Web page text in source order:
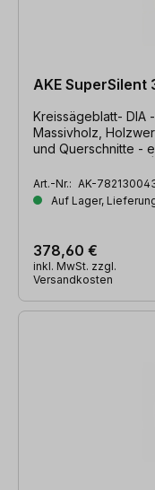
AKE SuperSilent
Kreissägeblatt- DIA
Massivholz,
und Querschnitte -
Art.-Nr.: AK-
Auf Lager,
378,60 €
inkl. MwSt. zzgl.
Versandkosten